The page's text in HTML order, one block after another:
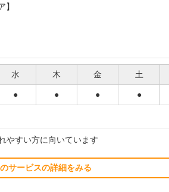
】
水 木 金 土
● ● ● ●
やすい方に向いています
サービスの詳細をみる